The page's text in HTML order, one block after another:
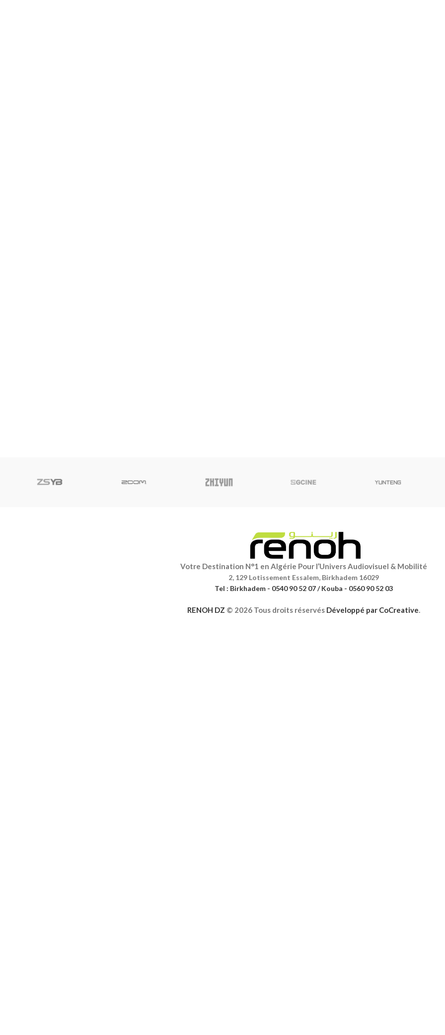
Votre Destination N°1 en Algérie Pour l’Univers Audiovisuel & Mobilité
2, 129 Lotissement Essalem, Birkhadem 16029
Tel : Birkhadem - 0540 90 52 07 / Kouba - 0560 90 52 03
RENOH DZ © 2026 Tous droits réservés Développé par CoCreative.